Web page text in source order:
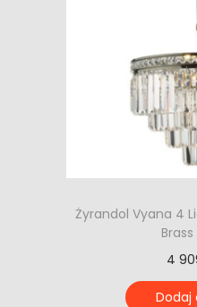
Żyrandol Vyana 4
4
Dodaj